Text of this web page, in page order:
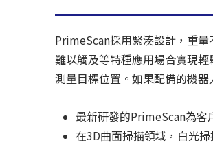
PrimeScan採用緊湊設計，重
難以觸及等特種應用場合實現輕
測量目標位置。如果配備的機
最新研發的PrimeScan為客
在3D曲面掃描領域，白光